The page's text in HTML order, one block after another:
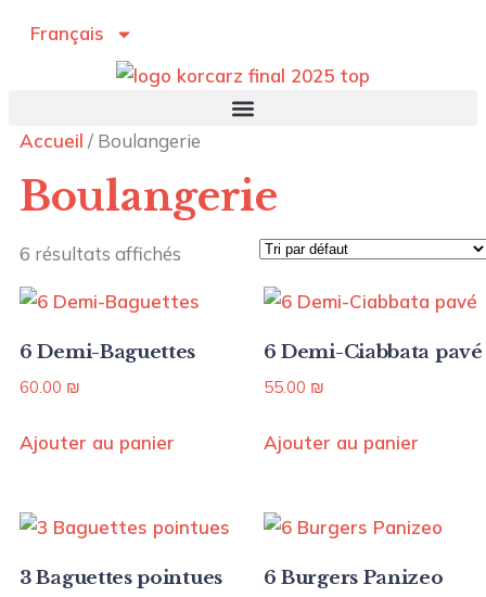
Français
Accueil / Boulangerie
Boulangerie
6 résultats affichés
6 Demi-Baguettes
60.00 ₪
Ajouter au panier
6 Demi-Ciabbata pavé
55.00 ₪
Ajouter au panier
3 Baguettes pointues 6 Burgers Panizeo